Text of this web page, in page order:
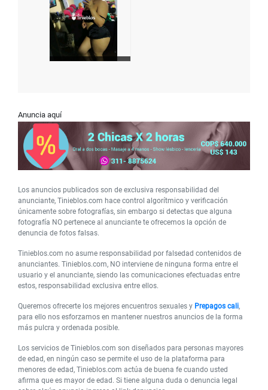
Anuncia aquí
Los anuncios publicados son de exclusiva responsabilidad del
anunciante, Tinieblos.com hace control algorítmico y verificación
únicamente sobre fotografías, sin embargo si detectas que alguna
fotografía NO pertenece al anunciante te ofrecemos la opción de
denuncia de fotos falsas.
Tinieblos.com no asume responsabilidad por falsedad contenidos de
anunciantes. Tinieblos.com, NO interviene de ninguna forma entre el
usuario y el anunciante, siendo las comunicaciones efectuadas entre
estos, responsabilidad exclusiva entre ellos.
Queremos ofrecerte los mejores encuentros sexuales y Prepagos cali,
para ello nos esforzamos en mantener nuestros anuncios de la forma
más pulcra y ordenada posible.
Los servicios de Tinieblos.com son diseñados para personas mayores
de edad, en ningún caso se permite el uso de la plataforma para
menores de edad, Tinieblos.com actúa de buena fe cuando usted
afirma que es mayor de edad. Si tiene alguna duda o denuncia legal